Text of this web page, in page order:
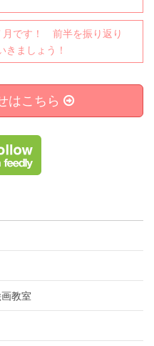
月です！ 前半を振り返り
きましょう！
はこちら
教室